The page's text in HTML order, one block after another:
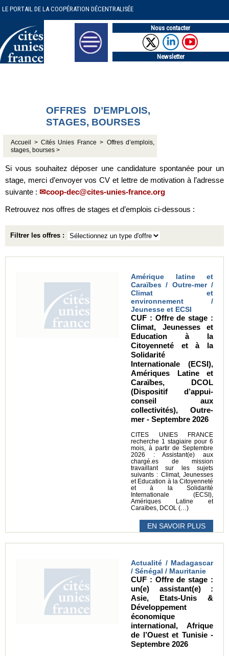
LE PORTAIL DE LA COOPÉRATION DÉCENTRALISÉE
Nous contacter
Newsletter
OFFRES D’EMPLOIS,
STAGES, BOURSES
Accueil > Cités Unies France > Offres d’emplois,
stages, bourses >
Si vous souhaitez déposer une candidature spontanée pour un
stage, merci d’envoyer vos CV et lettre de motivation à l’adresse
suivante :
coop-dec@cites-unies-france.org
Retrouvez nos offres de stages et d’emplois ci-dessous :
Filtrer les offres :
Amérique latine et
Caraïbes / Outre-mer /
Climat et
environnement /
Jeunesse et ECSI
CUF : Offre de stage :
Climat, Jeunesses et
Education à la
Citoyenneté et à la
Solidarité
Internationale (ECSI),
Amériques Latine et
Caraïbes, DCOL
(Dispositif d’appui-
conseil aux
collectivités), Outre-
mer - Septembre 2026
CITES UNIES FRANCE
recherche 1 stagiaire pour 6
mois, à partir de Septembre
2026 : Assistant(e) aux
chargé.es de mission
travaillant sur les sujets
suivants : Climat, Jeunesses
et Education à la Citoyenneté
et à la Solidarité
Internationale (ECSI),
Amériques Latine et
Caraïbes, DCOL (…)
EN SAVOIR PLUS
Actualité / Madagascar
/ Sénégal / Mauritanie
CUF : Offre de stage :
un(e) assistant(e) :
Asie, Etats-Unis &
Développement
économique
international, Afrique
de l’Ouest et Tunisie -
Septembre 2026